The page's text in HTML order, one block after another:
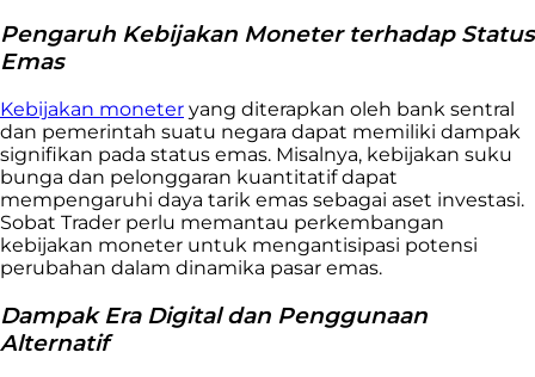
Pengaruh Kebijakan Moneter terhadap Status
Emas
Kebijakan moneter yang diterapkan oleh bank sentral
dan pemerintah suatu negara dapat memiliki dampak
signifikan pada status emas. Misalnya, kebijakan suku
bunga dan pelonggaran kuantitatif dapat
mempengaruhi daya tarik emas sebagai aset investasi.
Sobat Trader perlu memantau perkembangan
kebijakan moneter untuk mengantisipasi potensi
perubahan dalam dinamika pasar emas.
Dampak Era Digital dan Penggunaan
Alternatif